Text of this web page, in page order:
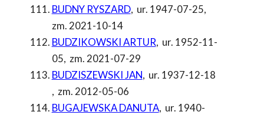
BUDNY RYSZARD, ur. 1947-07-25,
zm. 2021-10-14
BUDZIKOWSKI ARTUR, ur. 1952-11-
05, zm. 2021-07-29
BUDZISZEWSKI JAN, ur. 1937-12-18
, zm. 2012-05-06
BUGAJEWSKA DANUTA, ur. 1940-